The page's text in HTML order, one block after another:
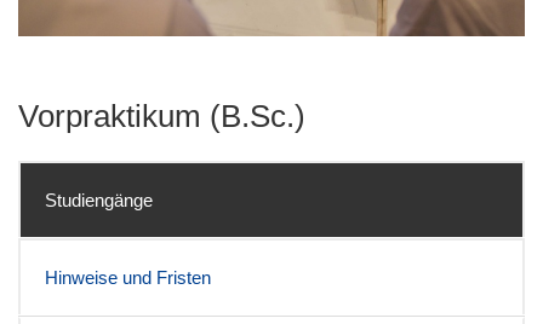
Vorpraktikum (B.Sc.)
Studiengänge
Hinweise und Fristen